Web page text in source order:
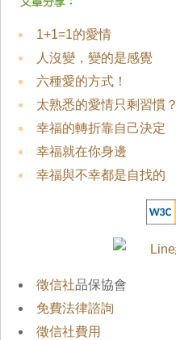
1+1=1的愛情
人沒變，變的是感覺
六種愛的方式！
太熟悉的愛情只剩習慣？
幸福的轉折靠自己決定
幸福就在你身邊
幸福與不幸都是自找的
徵信社品保協會
免費法律諮詢
徵信社費用